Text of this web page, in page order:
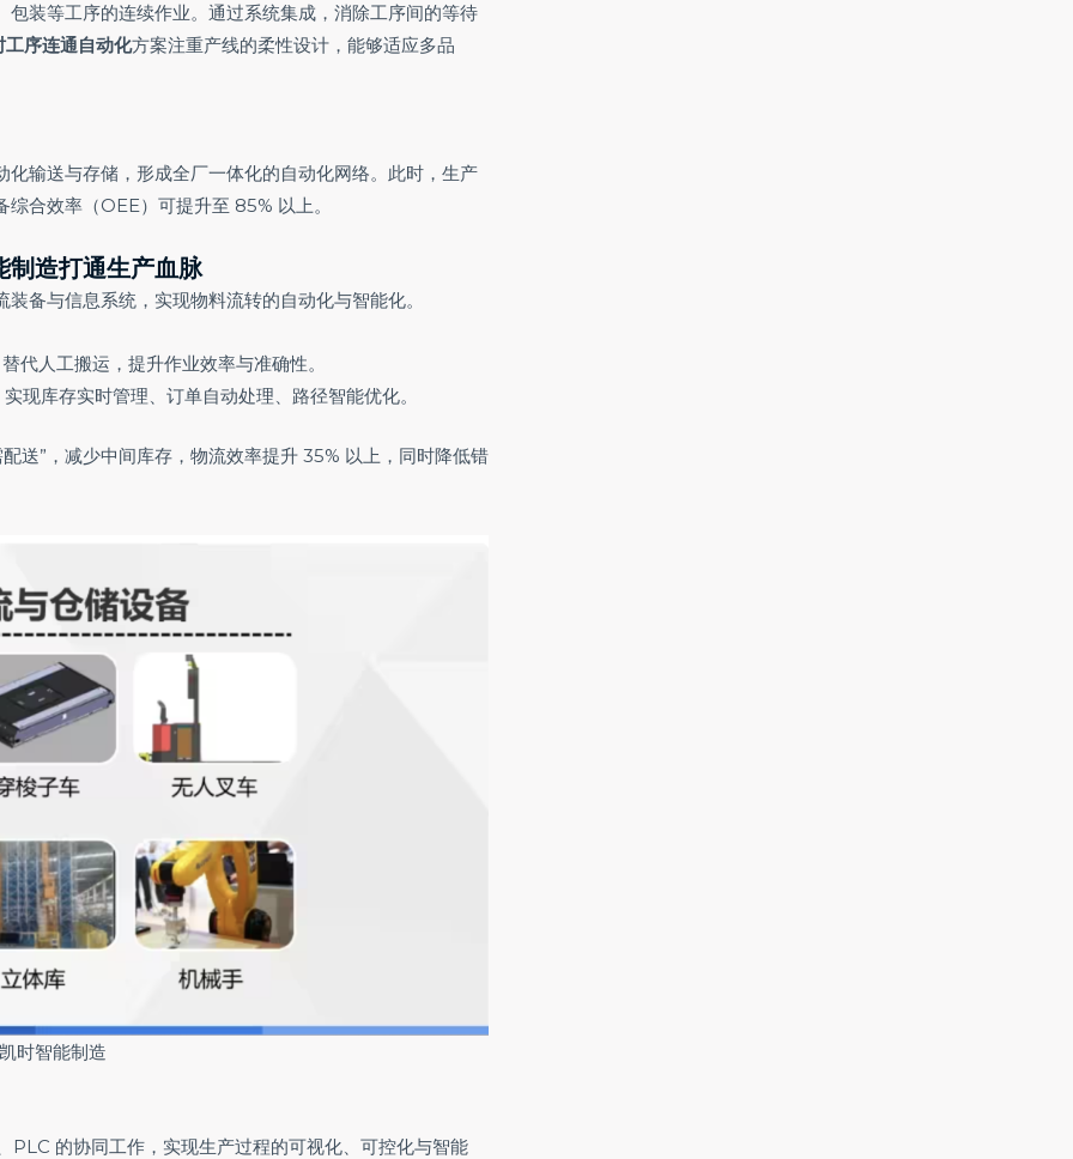
装等工序的连续作业。通过系统集成，消除工序间的等待
工序连通自动化方案注重产线的柔性设计，能够适应多品
输送与存储，形成全厂一体化的自动化网络。此时，生产
合效率（OEE）可提升至 85% 以上。
制造打通生产血脉
备与信息系统，实现物料流转的自动化与智能化。
代人工搬运，提升作业效率与准确性。
现库存实时管理、订单自动处理、路径智能优化。
送”，减少中间库存，物流效率提升 35% 以上，同时降低错
时智能制造
的协同工作，实现生产过程的可视化、可控化与智能